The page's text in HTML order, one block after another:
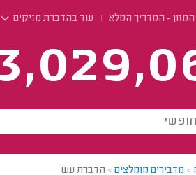
- המדריך המלא עוד בהדברת מזיקים
> מדבירים מומלצים> הדברת עש